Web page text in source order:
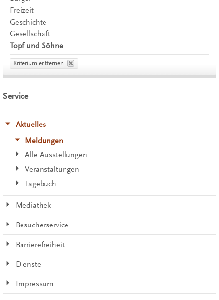
Freizeit
Geschichte
Gesellschaft
Topf und Söhne
Kriterium entfernen
Service
Aktuelles
Meldungen
Alle Ausstellungen
Veranstaltungen
Tagebuch
Mediathek
Besucherservice
Barrierefreiheit
Dienste
Impressum